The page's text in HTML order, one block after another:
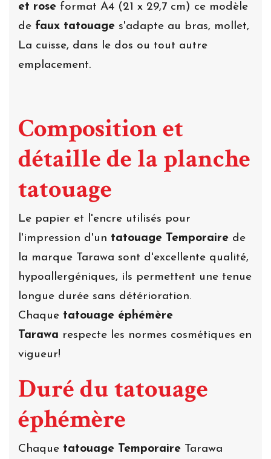
et rose format A4 (21 x 29,7 cm) ce modèle
de faux tatouage s'adapte au bras, mollet,
La cuisse, dans le dos ou tout autre
emplacement.
Composition et
détaille de la planche
tatouage
Le papier et l'encre utilisés pour
l'impression d'un tatouage Temporaire de
la marque Tarawa sont d'excellente qualité,
hypoallergéniques, ils permettent une tenue
longue durée sans détérioration.
Chaque tatouage éphémère
Tarawa respecte les normes cosmétiques en
vigueur!
Duré du tatouage
éphémère
Chaque tatouage Temporaire Tarawa